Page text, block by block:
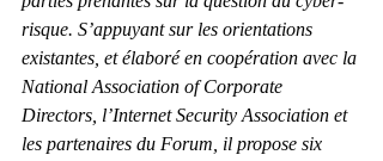
risque. S’appuyant sur les orientations
existantes, et élaboré en coopération avec la
National Association of Corporate
Directors, l’Internet Security Association et
les partenaires du Forum, il propose six